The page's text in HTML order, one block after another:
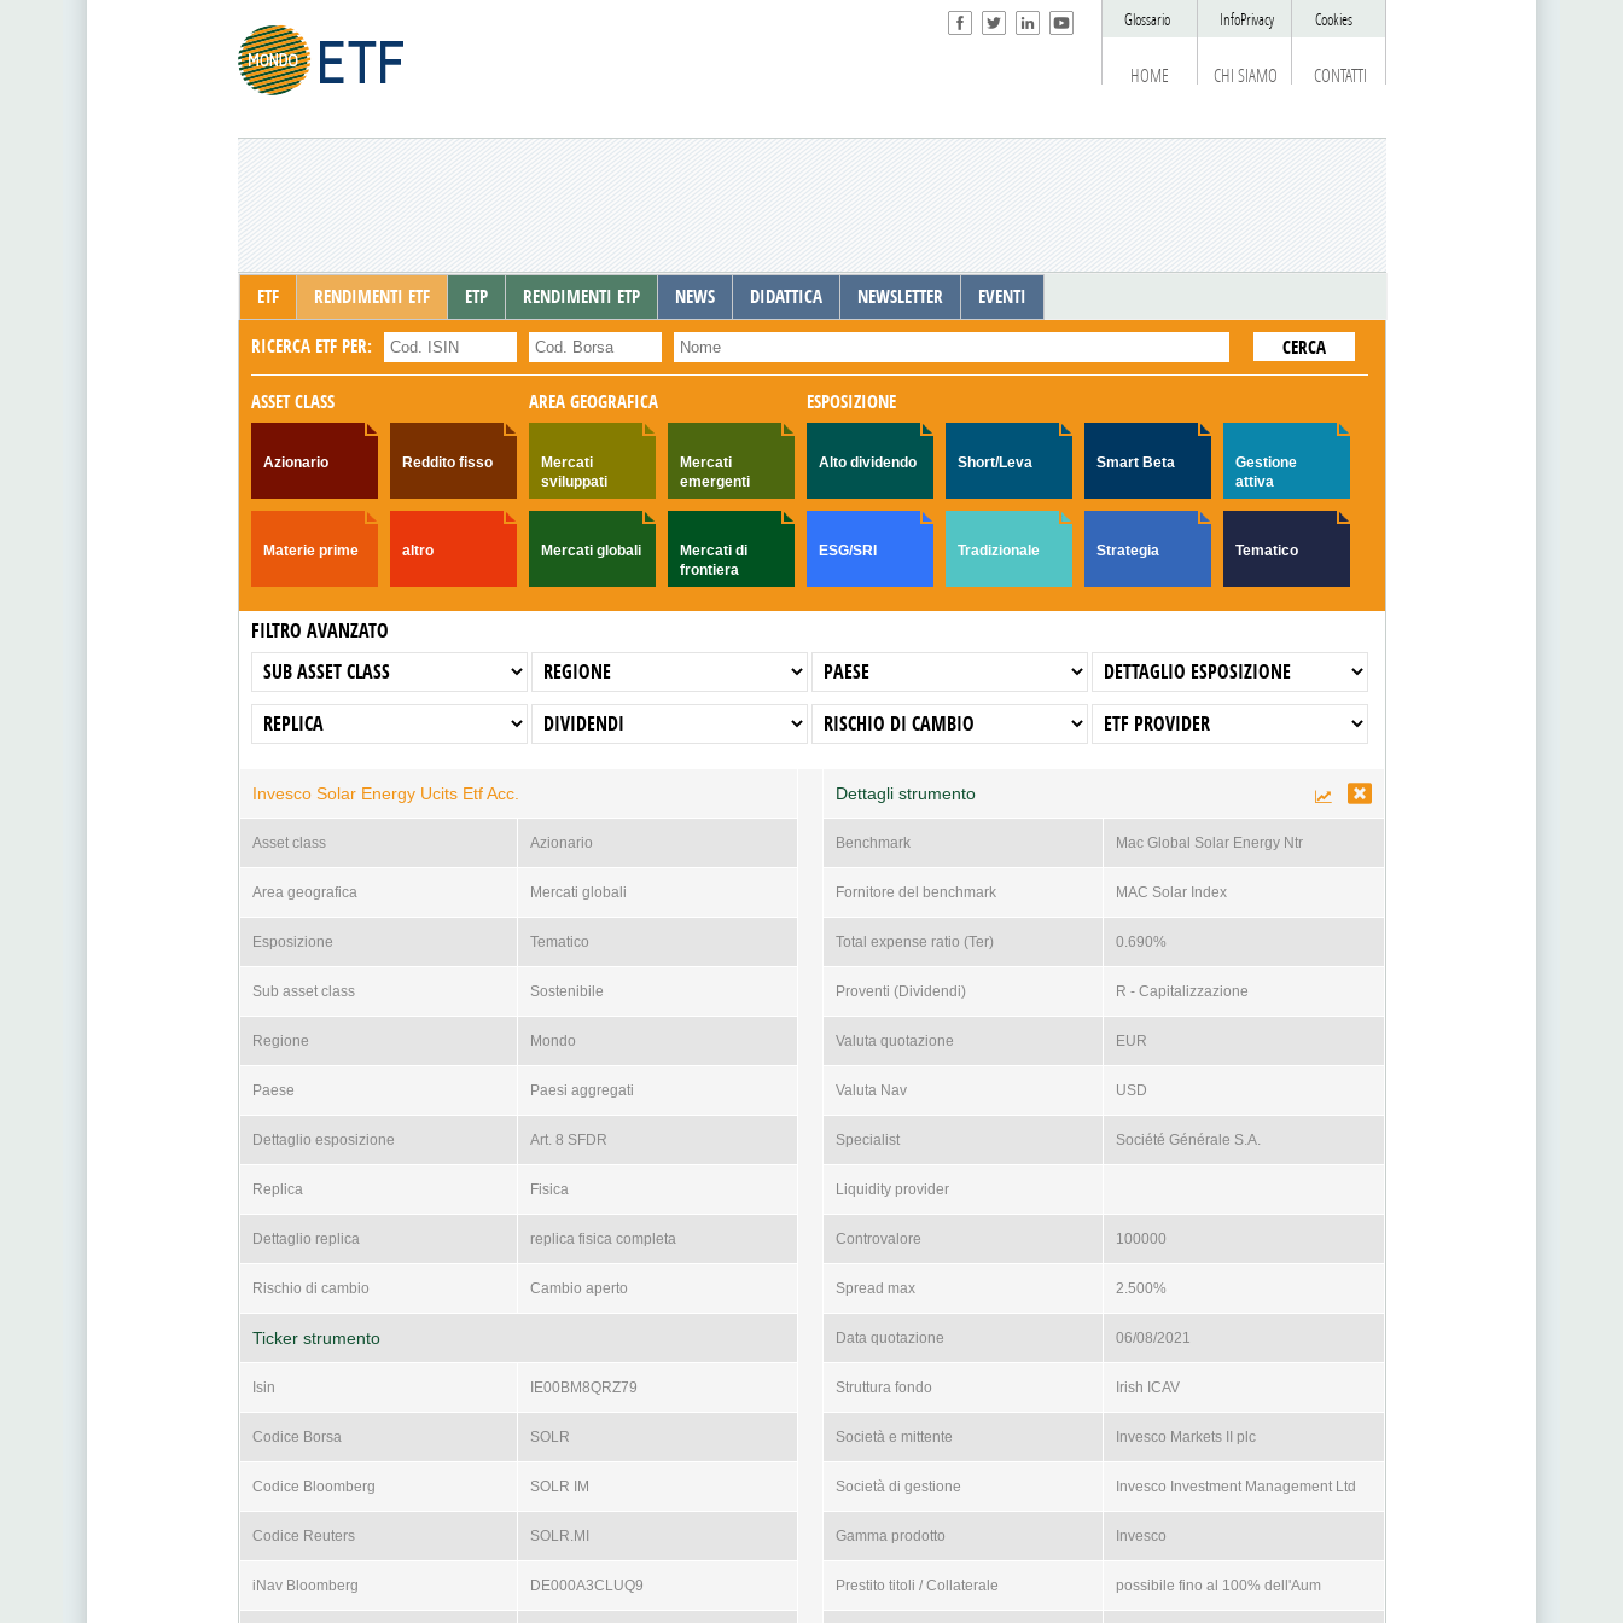
HOME CHI SIAMO CONTATTI
Glossario InfoPrivacy Cookies
ETF RENDIMENTI ETF ETP RENDIMENTI ETP NEWS DIDATTICA NEWSLETTER EVENTI
RICERCA ETF PER:
ASSET CLASS
Azionario Reddito fisso
Materie prime altro
AREA GEOGRAFICA
Mercati
sviluppati
Mercati
emergenti
Mercati globali
Mercati di
frontiera
ESPOSIZIONE
Alto dividendo Short/Leva Smart Beta
Gestione
attiva
ESG/SRI Tradizionale Strategia Tematico
FILTRO AVANZATO
Invesco Solar Energy Ucits Etf Acc. Dettagli strumento
Asset class Azionario Benchmark Mac Global Solar Energy Ntr
Area geografica Mercati globali Fornitore del benchmark MAC Solar Index
Esposizione Tematico Total expense ratio (Ter) 0.690%
Sub asset class Sostenibile Proventi (Dividendi) R - Capitalizzazione
Regione Mondo Valuta quotazione EUR
Paese Paesi aggregati Valuta Nav USD
Dettaglio esposizione Art. 8 SFDR Specialist Société Générale S.A.
Replica Fisica Liquidity provider
Dettaglio replica replica fisica completa Controvalore 100000
Rischio di cambio Cambio aperto Spread max 2.500%
Ticker strumento Data quotazione 06/08/2021
Isin IE00BM8QRZ79 Struttura fondo Irish ICAV
Codice Borsa SOLR Società e mittente Invesco Markets II plc
Codice Bloomberg SOLR IM Società di gestione Invesco Investment Management Ltd
Codice Reuters SOLR.MI Gamma prodotto Invesco
iNav Bloomberg DE000A3CLUQ9 Prestito titoli / Collaterale possibile fino al 100% dell'Aum